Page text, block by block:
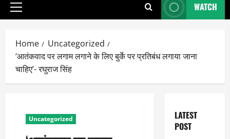
Primary
WATCH
Home
Uncategorized
‘आतंकवाद पर लगाम लगाने के लिए बुर्के पर प्रतिबंध लगाया जाना
चाहिए’- रघुराज सिंह
Uncategorized
LATEST
POST